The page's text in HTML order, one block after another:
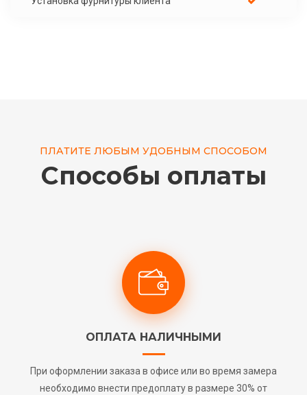
ПЛАТИТЕ ЛЮБЫМ УДОБНЫМ СПОСОБОМ
Способы оплаты
ОПЛАТА НАЛИЧНЫМИ
При оформлении заказа в офисе или во время замера
необходимо внести предоплату в размере 30% от